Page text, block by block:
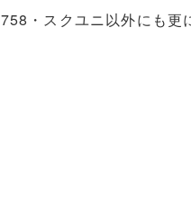
・スクユニ以外にも更